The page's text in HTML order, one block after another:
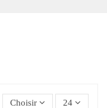
Choisir 24